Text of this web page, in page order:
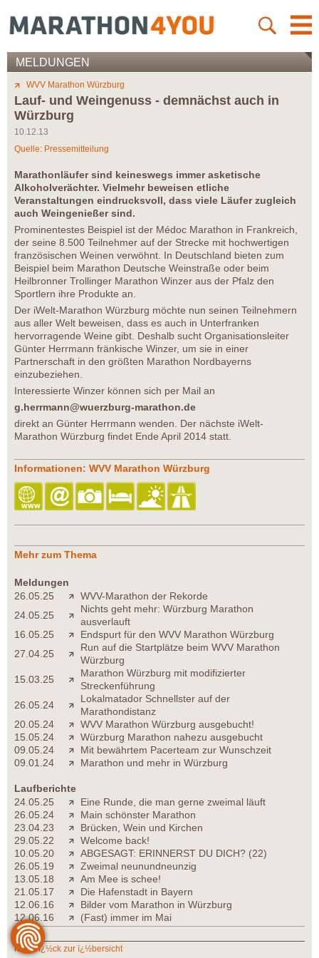
MELDUNGEN
WVV Marathon Würzburg
Lauf- und Weingenuss - demnächst auch in
Würzburg
10.12.13
Quelle: Pressemitteilung
Marathonläufer sind keineswegs immer asketische
Alkoholverächter. Vielmehr beweisen etliche
Veranstaltungen eindrucksvoll, dass viele Läufer zugleich
auch Weingenießer sind.
Prominentestes Beispiel ist der Médoc Marathon in Frankreich,
der seine 8.500 Teilnehmer auf der Strecke mit hochwertigen
französischen Weinen verwöhnt. In Deutschland bieten zum
Beispiel beim Marathon Deutsche Weinstraße oder beim
Heilbronner Trollinger Marathon Winzer aus der Pfalz den
Sportlern ihre Produkte an.
Der iWelt-Marathon Würzburg möchte nun seinen Teilnehmern
aus aller Welt beweisen, dass es auch in Unterfranken
hervorragende Weine gibt. Deshalb sucht Organisationsleiter
Günter Herrmann fränkische Winzer, um sie in einer
Partnerschaft in den größten Marathon Nordbayerns
einzubeziehen.
Interessierte Winzer können sich per Mail an
g.herrmann@wuerzburg-marathon.de
direkt an Günter Herrmann wenden. Der nächste iWelt-
Marathon Würzburg findet Ende April 2014 statt.
Informationen: WVV Marathon Würzburg
Mehr zum Thema
Meldungen
26.05.25
WVV-Marathon der Rekorde
24.05.25
Nichts geht mehr: Würzburg Marathon
ausverlauft
16.05.25
Endspurt für den WVV Marathon Würzburg
27.04.25
Run auf die Startplätze beim WVV Marathon
Würzburg
15.03.25
Marathon Würzburg mit modifizierter
Streckenführung
26.05.24
Lokalmatador Schnellster auf der
Marathondistanz
20.05.24
WVV Marathon Würzburg ausgebucht!
15.05.24
Würzburg Marathon nahezu ausgebucht
09.05.24
Mit bewährtem Pacerteam zur Wunschzeit
09.01.24
Marathon und mehr in Würzburg
Laufberichte
24.05.25
Eine Runde, die man gerne zweimal läuft
26.05.24
Main schönster Marathon
23.04.23
Brücken, Wein und Kirchen
29.05.22
Welcome back!
10.05.20
ABGESAGT: ERINNERST DU DICH? (22)
26.05.19
Zweimal neunundneunzig
13.05.18
Am Mee is schee!
21.05.17
Die Hafenstadt in Bayern
12.06.16
Bilder vom Marathon in Würzburg
12.06.16
(Fast) immer im Mai
zurï¿½ck zur ï¿½bersicht